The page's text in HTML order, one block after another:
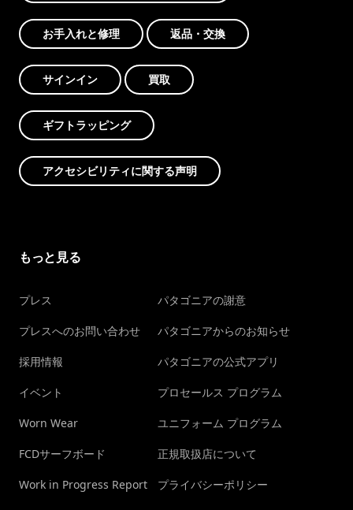
お手入れと修理 返品・交換
サインイン 買取
ギフトラッピング
アクセシビリティに関する声明
もっと見る
プレス
プレスへのお問い合わせ
採用情報
イベント
Worn Wear
FCDサーフボード
Work in Progress Report
パタゴニアの謝意
パタゴニアからのお知らせ
パタゴニアの公式アプリ
プロセールス プログラム
ユニフォーム プログラム
正規取扱店について
プライバシーポリシー